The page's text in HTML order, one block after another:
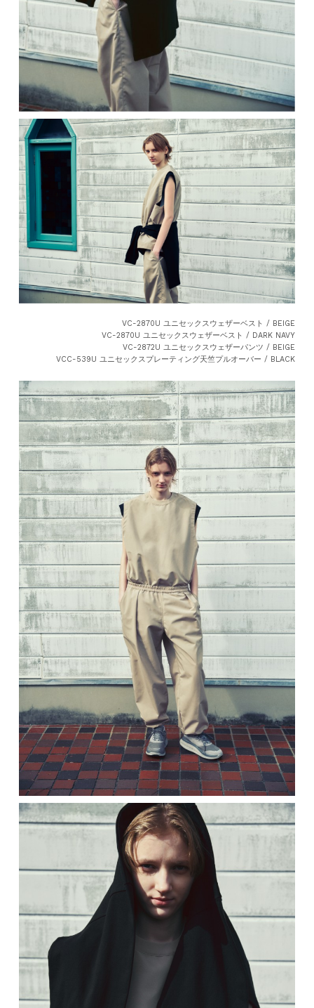
VC-2870U ユニセックスウェザーベスト / BEIGE
VC-2870U ユニセックスウェザーベスト / DARK NAVY
VC-2872U ユニセックスウェザーパンツ / BEIGE
VCC-539U ユニセックスプレーティング天竺プルオーバー / BLACK